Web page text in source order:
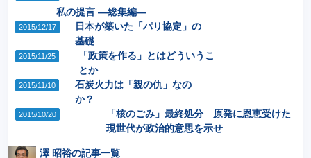
私の提言 ―総集編―
2015/12/17
日本が築いた「パリ協定」の
基礎
2015/11/25
「政策を作る」とはどういうこ
とか
2015/11/10
石炭火力は「親の仇」なの
か？
2015/10/20
「核のごみ」最終処分 原発に恩恵受けた
現世代が政治的意思を示せ
澤 昭裕の記事一覧